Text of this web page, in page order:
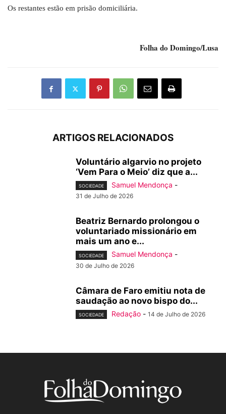
Os restantes estão em prisão domiciliária.
Folha do Domingo/Lusa
ARTIGOS RELACIONADOS
Voluntário algarvio no projeto
‘Vem Para o Meio’ diz que a...
SOCIEDADE Samuel Mendonça -
31 de Julho de 2026
Beatriz Bernardo prolongou o
voluntariado missionário em
mais um ano e...
SOCIEDADE Samuel Mendonça -
30 de Julho de 2026
Câmara de Faro emitiu nota de
saudação ao novo bispo do...
SOCIEDADE Redação - 14 de Julho de 2026